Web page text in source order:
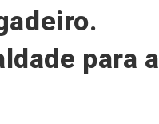
para a